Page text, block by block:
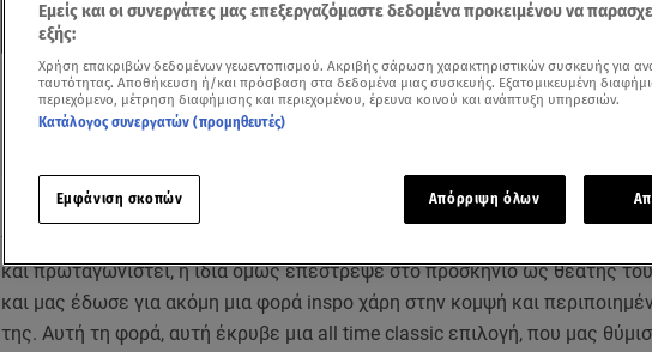
Δείτε περισσότερα άρθρα μας στα αποτελέσματα αναζήτησης
Μπορεί η Zendaya να έκανε ένα μικρό break από τις δημόσιες
πραγματοποίησε για την προώθηση του Challengers του Luca Guadagnino
και πρωταγωνιστεί, η ίδια όμως επέστρεψε στο προσκήνιο ως θεατής
και μας έδωσε για ακόμη μια φορά inspo χάρη στην κομψή και
της. Αυτή τη φορά, αυτή έκρυβε μια all time classic επιλογή, που μας
Εμείς και οι συνεργάτες μας επεξεργαζόμαστε δεδομένα προκειμένου να
εξής:
Χρήση επακριβών δεδομένων γεωεντοπισμού. Ακριβής σάρωση χαρακτηριστικών συσκευής για
ταυτότητας. Αποθήκευση ή/και πρόσβαση στα δεδομένα μιας συσκευής. Εξατομικευμένη
περιεχόμενο, μέτρηση διαφήμισης και περιεχομένου, έρευνα κοινού και ανάπτυξη υπηρεσιών.
Κατάλογος συνεργατών (προμηθευτές)
Εμφάνιση σκοπών Απόρριψη όλων